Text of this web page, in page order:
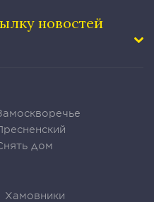
новостей
дом
Хамовники